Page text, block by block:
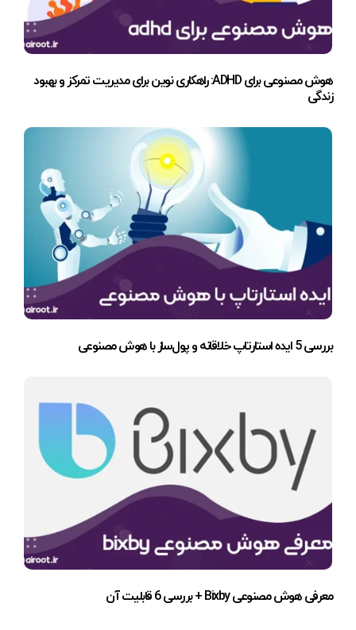
هوش مصنوعی برای ADHD: راهکاری نوین برای مدیریت تمرکز و بهبود
زندگی
بررسی 5 ایده استارتاپ خلاقانه و پول‌ساز با هوش مصنوعی
معرفی هوش مصنوعی Bixby + بررسی 6 قابلیت آن